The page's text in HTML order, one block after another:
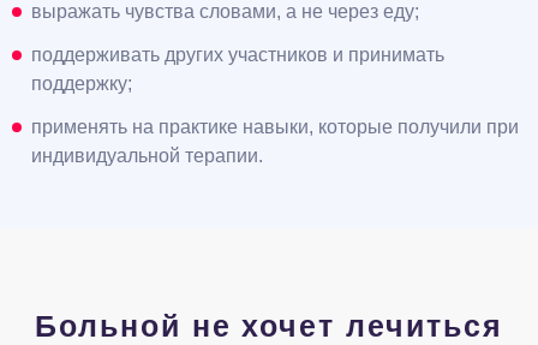
выражать чувства словами, а не через еду;
поддерживать других участников и принимать
поддержку;
применять на практике навыки, которые получили при
индивидуальной терапии.
Больной не хочет лечиться